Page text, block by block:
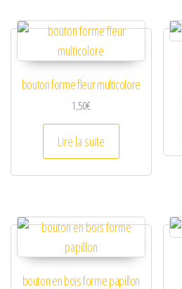
bouton forme fleur multicolore
1,50€
Lire la suite
bouton en bois forme papillon